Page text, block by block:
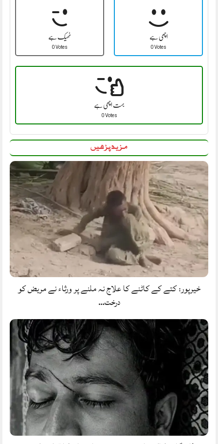
ٹھیک ہے
0 Votes
اچھی ہے
0 Votes
بہت اچھی ہے
0 Votes
مزید پڑھیں
خیرپور: کتے کے کاٹنے کا علاج نہ ملنے پر ورثاء نے مریض کو
درخت…